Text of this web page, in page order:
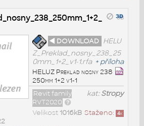
◄ DOWNLOAD HELU
Z_Preklad_nosny_238_25
0mm_1+2_v1-1.rfa + příloha
HELUZ Preklad nosny 238
250mm 1+2 v1-1
kat:Stropy
Revit family
RVT2020
Staženo: 4x
Velikost 1016kB